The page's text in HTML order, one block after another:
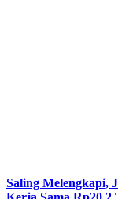
Saling Melengkapi,